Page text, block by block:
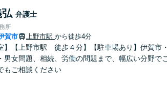
弁護士
所
賀市 上野市駅 から徒歩4分
】【上野市駅 徒歩４分】【駐車場あり】伊賀市
男女問題、相続、労働の問題まで、幅広い分野
もご相談ください